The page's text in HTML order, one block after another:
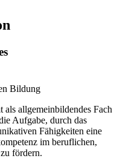
Bildung
allgemeinbildendes Fach
Aufgabe, durch das
Fähigkeiten eine
im beruflichen,
fördern.